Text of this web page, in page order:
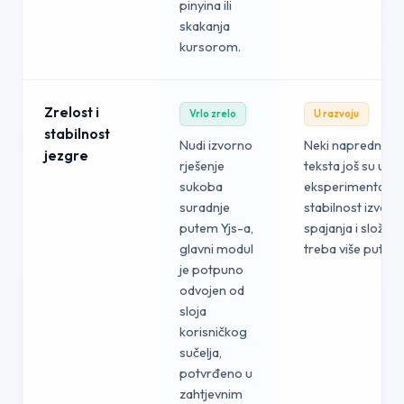
pinyina ili
skakanja
kursorom.
Zrelost i
stabilnost
jezgre
Vrlo zrelo
Nudi izvorno
rješenje
sukoba
suradnje
putem Yjs-a,
glavni modul
je potpuno
odvojen od
sloja
korisničkog
sučelja,
potvrđeno u
zahtjevnim
U razvoju
Neki napredni
teksta još su u
stabilnost
spajanja i
treba više puta